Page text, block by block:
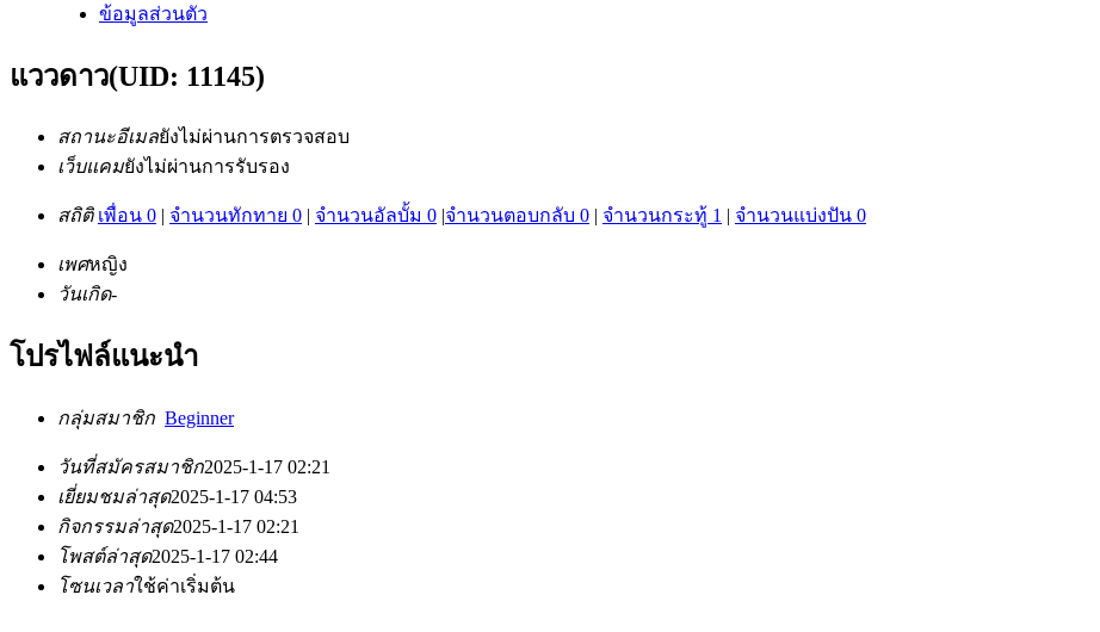
ข้อมูลส่วนตัว
แววดาว(UID: 11145)
สถานะอีเมลยังไม่ผ่านการตรวจสอบ
เว็บแคมยังไม่ผ่านการรับรอง
สถิติ เพื่อน 0 | จำนวนทักทาย 0 | จำนวนอัลบั้ม 0 |จำนวนตอบกลับ 0 | จำนวนกระทู้ 1 | จำนวนแบ่งปัน 0
เพศหญิง
วันเกิด-
โปรไฟล์แนะนำ
กลุ่มสมาชิก Beginner
วันที่สมัครสมาชิก2025-1-17 02:21
เยี่ยมชมล่าสุด2025-1-17 04:53
กิจกรรมล่าสุด2025-1-17 02:21
โพสต์ล่าสุด2025-1-17 02:44
โซนเวลาใช้ค่าเริ่มต้น